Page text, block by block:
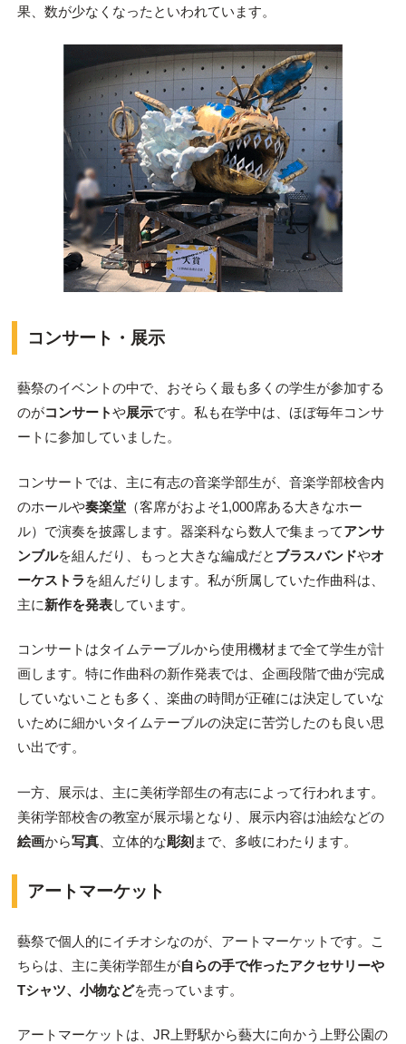
果、数が少なくなったといわれています。
コンサート・展示
藝祭のイベントの中で、おそらく最も多くの学生が参加する
のがコンサートや展示です。私も在学中は、ほぼ毎年コンサ
ートに参加していました。
コンサートでは、主に有志の音楽学部生が、音楽学部校舎内
のホールや奏楽堂（客席がおよそ1,000席ある大きなホー
ル）で演奏を披露します。器楽科なら数人で集まってアンサ
ンブルを組んだり、もっと大きな編成だと ブラスバンドやオ
ーケストラを組んだりします。私が所属していた作曲科は、
主に新作を発表しています。
コンサートはタイムテーブルから使用機材まで全て学生が計
画します。特に作曲科の新作発表では、企画段階で曲が完成
していないことも多く、楽曲の時間が正確には決定していな
いために細かいタイムテーブルの決定に苦労したのも良い思
い出です。
一方、展示は、主に美術学部生の有志によって行われます。
美術学部校舎の教室が展示場となり、展示内容は油絵などの
絵画から写真、立体的な彫刻 まで、多岐にわたります。
アートマーケット
藝祭で個人的にイチオシなのが、アートマーケットです。こ
ちらは、主に美術学部生が自らの手で作ったアクセサリーや
Tシャツ、小物などを売っています。
アートマーケットは、JR上野駅から藝大に向かう上野公園の